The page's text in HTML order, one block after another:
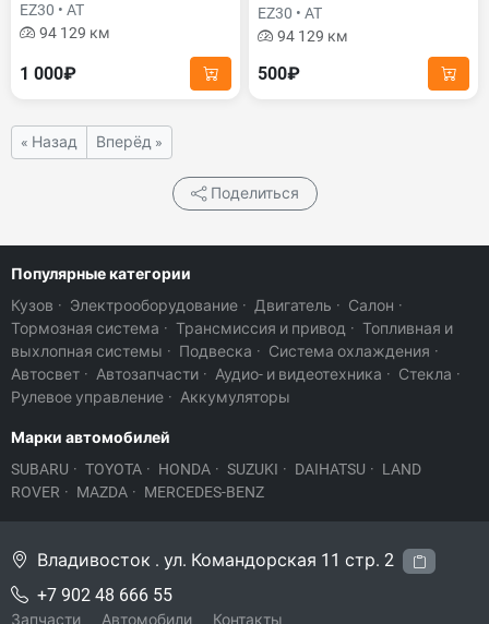
EZ30 • AT
94 129 км
1 000₽
EZ30 • AT
94 129 км
500₽
« Назад Вперёд »
Поделиться
Популярные категории
Кузов · Электрооборудование · Двигатель · Салон ·
Тормозная система · Трансмиссия и привод · Топливная и
выхлопная системы · Подвеска · Система охлаждения ·
Автосвет · Автозапчасти · Аудио- и видеотехника · Стекла ·
Рулевое управление · Аккумуляторы
Марки автомобилей
SUBARU · TOYOTA · HONDA · SUZUKI · DAIHATSU · LAND
ROVER · MAZDA · MERCEDES-BENZ
Владивосток . ул. Командорская 11 стр. 2
+7 902 48 666 55
Запчасти Автомобили Контакты